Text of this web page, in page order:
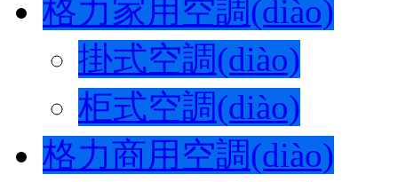
格力家用空調(diào)
掛式空調(diào)
柜式空調(diào)
格力商用空調(diào)